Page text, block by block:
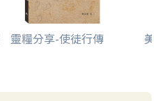
靈糧分享-使徒行傳 美